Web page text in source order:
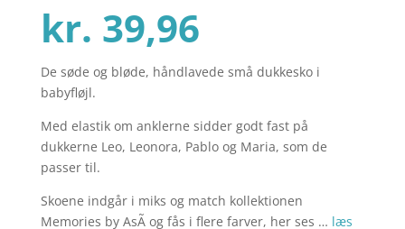
pris
var:
kr. 39,96Den
aktuelle
pris
De søde og bløde, håndlavede små dukkesko i
babyfløjl.
Med elastik om anklerne sidder godt fast på
dukkerne Leo, Leonora, Pablo og Maria, som de
passer til.
Skoene indgår i miks og match kollektionen
Memories by AsÃ­ og fås i flere farver, her ses … læs